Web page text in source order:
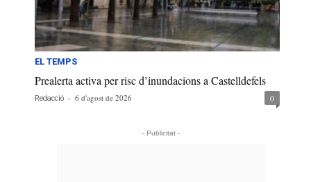
EL TEMPS
Prealerta activa per risc d’inundacions a Castelldefels
Redacció - 6 d'agost de 2026 0
- Publicitat -